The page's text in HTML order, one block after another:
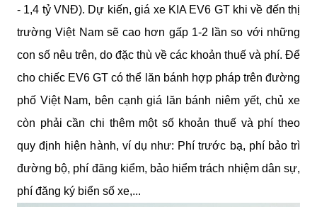
- 1,4 tỷ VNĐ). Dự kiến, giá xe KIA EV6 GT khi về đến thị
trường Việt Nam sẽ cao hơn gấp 1-2 lần so với những
con số nêu trên, do đặc thù về các khoản thuế và phí. Để
cho chiếc EV6 GT có thể lăn bánh hợp pháp trên đường
phố Việt Nam, bên cạnh giá lăn bánh niêm yết, chủ xe
còn phải cần chi thêm một số khoản thuế và phí theo
quy định hiện hành, ví dụ như: Phí trước bạ, phí bảo trì
đường bộ, phí đăng kiểm, bảo hiểm trách nhiệm dân sự,
phí đăng ký biển số xe,...